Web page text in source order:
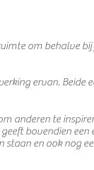
om behalve
ervan.
anderen te
bovendien
en ook nog